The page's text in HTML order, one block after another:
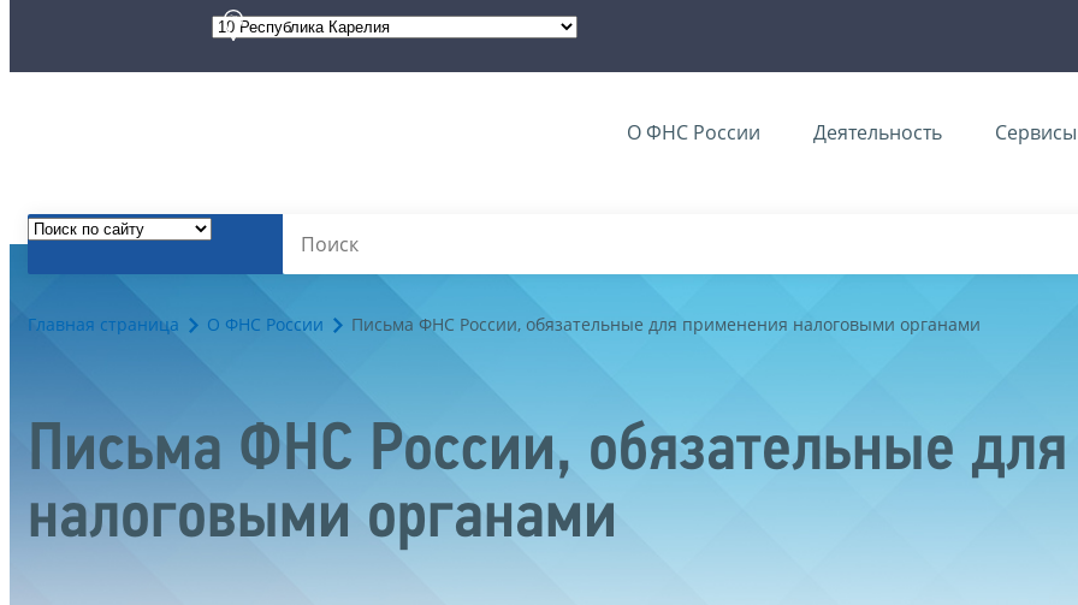
О ФНС России Деятельность Сервисы
Главная страница О ФНС России Письма ФНС России, обязательные для применения налоговыми органами
Письма ФНС России, обязательные
налоговыми органами